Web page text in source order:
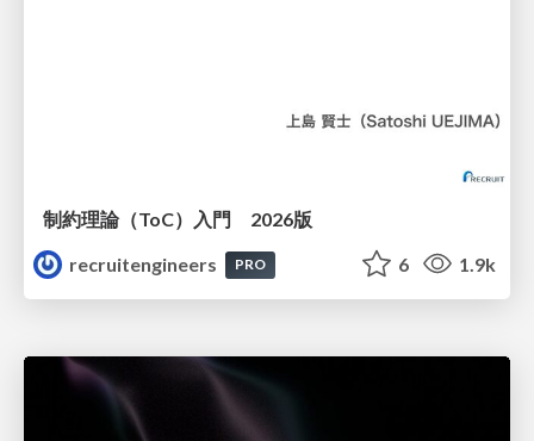
制約理論（ToC）入門 2026版
recruitengineers
PRO 6 1.9k